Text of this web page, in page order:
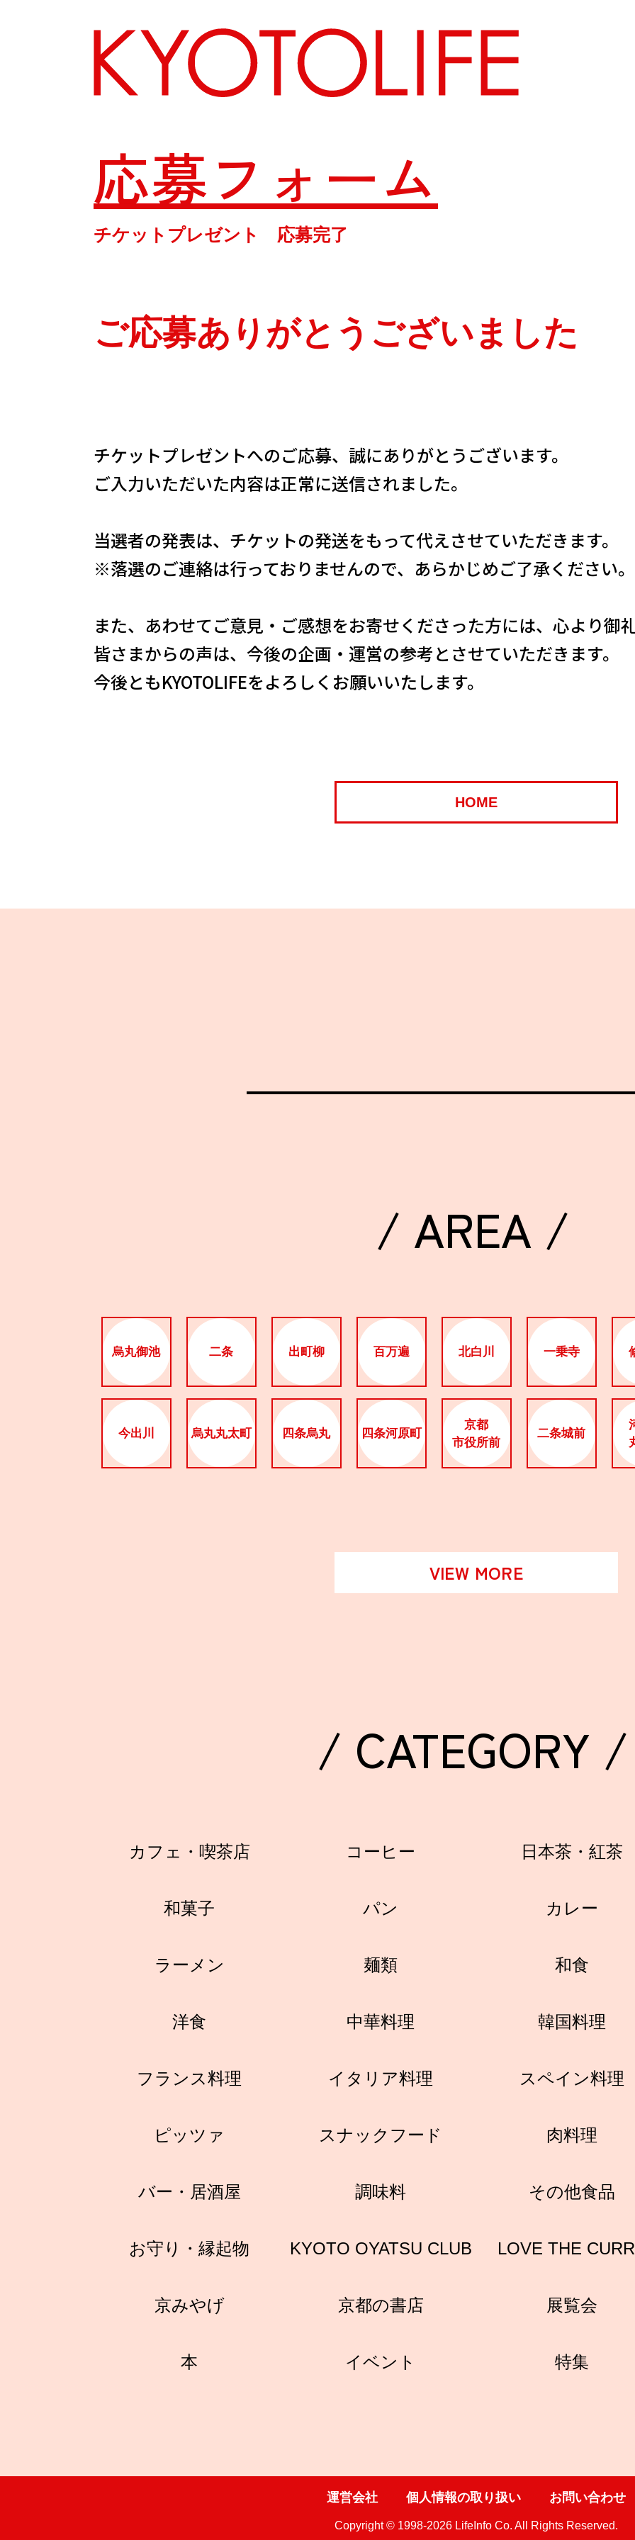
エリアから探す
SPECIAL NEW OPEN
京都おやつクラブ
私と店のはなし
今月の京みやげ
京都の書店
誠光社で選び
紹介します。
チケットプレゼント応募
応募フォーム
チケットプレゼント 応募完了
ご応募ありがとうございました
チケットプレゼントへのご応募、誠にありがとうございます。
ご入力いただいた内容は正常に送信されました。
当選者の発表は、チケットの発送をもって代えさせていただきます。
※落選のご連絡は行っておりませんので、あらかじめご了承ください。
また、あわせてご意見・ご感想をお寄せくださった方には、心より御
皆さまからの声は、今後の企画・運営の参考とさせていただきます。
今後ともKYOTOLIFEをよろしくお願いいたします。
HOME
/ AREA /
烏丸御池 二条 出町柳 百万遍 北白川 一乗寺
今出川 烏丸丸太町 四条烏丸 四条河原町
京都
市役所前
二条城前
VIEW MORE
/ CATEGORY /
カフェ・喫茶店 コーヒー 日本茶・紅茶
和菓子 パン カレー
ラーメン 麺類 和食
洋食 中華料理 韓国料理
フランス料理 イタリア料理 スペイン料理
ピッツァ スナックフード 肉料理
バー・居酒屋 調味料 その他食品
お守り・縁起物 KYOTO OYATSU CLUB LOVE THE
京みやげ 京都の書店 展覧会
本 イベント 特集
運営会社 個人情報の取り扱い お問い合わせ
Copyright © 1998-2026 LifeInfo Co. All Rights Reserved.